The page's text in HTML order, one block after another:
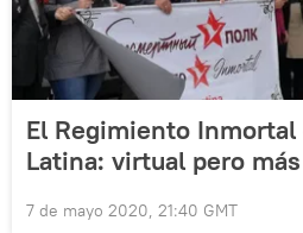
El Regimiento
Latina: virtual pero
7 de mayo 2020, 21:40 GMT